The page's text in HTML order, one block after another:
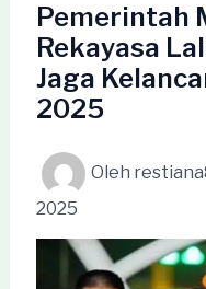
Pemerintah
Rekayasa
Jaga
2025
Oleh
2025